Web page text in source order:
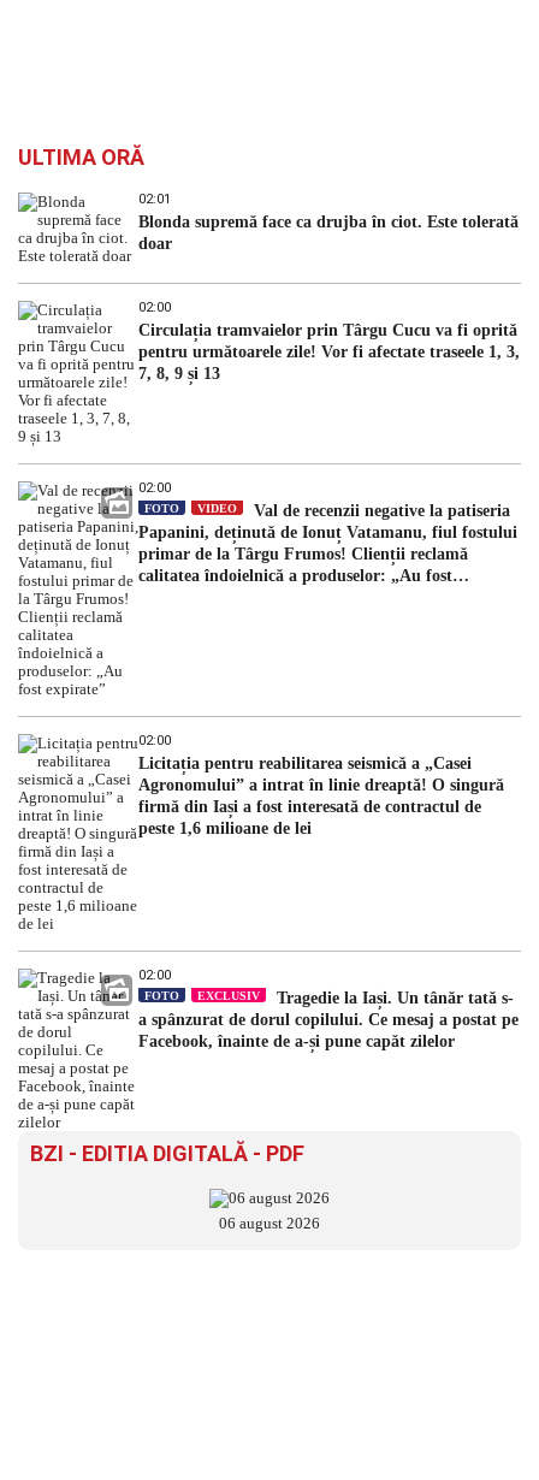
ULTIMA ORĂ
02:01
Blonda supremă face ca drujba în ciot. Este tolerată
doar
02:00
Circulația tramvaielor prin Târgu Cucu va fi oprită
pentru următoarele zile! Vor fi afectate traseele 1, 3,
7, 8, 9 și 13
02:00
FOTO VIDEO
Val de recenzii negative la patiseria
Papanini, deținută de Ionuț Vatamanu, fiul fostului
primar de la Târgu Frumos! Clienții reclamă
calitatea îndoielnică a produselor: „Au fost
02:00
Licitația pentru reabilitarea seismică a „Casei
Agronomului” a intrat în linie dreaptă! O singură
firmă din Iași a fost interesată de contractul de
peste 1,6 milioane de lei
02:00
FOTO EXCLUSIV
Tragedie la Iași. Un tânăr tată s-
a spânzurat de dorul copilului. Ce mesaj a postat pe
Facebook, înainte de a-și pune capăt zilelor
BZI - EDITIA DIGITALĂ - PDF
06 august 2026